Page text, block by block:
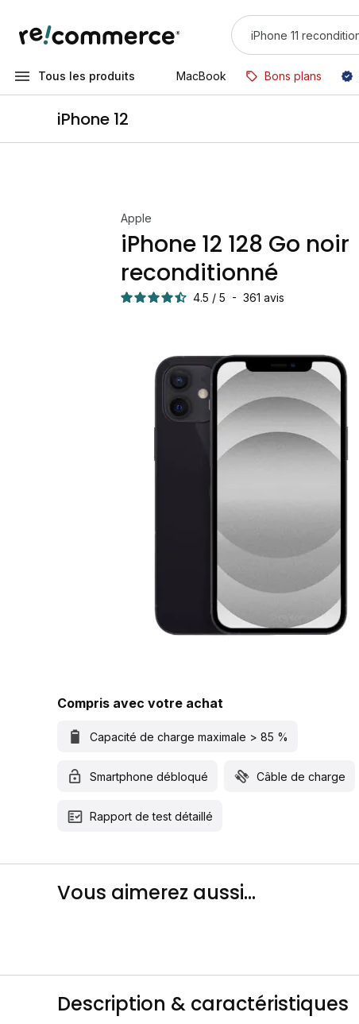
Tous les produits MacBook Bons plans
iPhone 12
Apple
iPhone 12 128 Go noir
reconditionné
4.5 / 5 - 361 avis
Compris avec votre achat
Capacité de charge maximale > 85 %
Smartphone débloqué Câble de charge
Rapport de test détaillé
Vous aimerez aussi...
Description & caractéristiques